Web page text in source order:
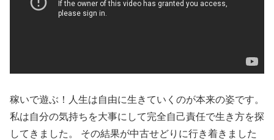
稼いで遊ぶ！人生は自由に生きていくのが本来の姿です。
私は自分の気持ちを大事にして完全自己責任で生き方を探
してきました。 その結果が中古せどりに行き着きました